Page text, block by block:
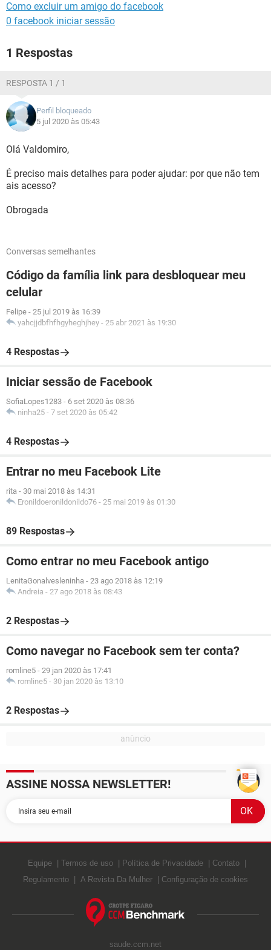
Como excluir um amigo do facebook
0 facebook iniciar sessão
1 Respostas
RESPOSTA 1 / 1
Perfil bloqueado
5 jul 2020 às 05:43
Olá Valdomiro,
É preciso mais detalhes para poder ajudar: por que não tem
ais acesso?
Obrogada
Conversas semelhantes
Código da família link para desbloquear meu
celular
Felipe - 25 jul 2019 às 16:39
yahcjjdbfhfhgyheghjhey - 25 abr 2021 às 19:30
4 Respostas
Iniciar sessão de Facebook
SofiaLopes1283 - 6 set 2020 às 08:36
ninha25 - 7 set 2020 às 05:42
4 Respostas
Entrar no meu Facebook Lite
rita - 30 mai 2018 às 14:31
Eronildoeronildonildo76 - 25 mai 2019 às 01:30
89 Respostas
Como entrar no meu Facebook antigo
LenitaGonalvesleninha - 23 ago 2018 às 12:19
Andreia - 27 ago 2018 às 08:43
2 Respostas
Como navegar no Facebook sem ter conta?
romline5 - 29 jan 2020 às 17:41
romline5 - 30 jan 2020 às 13:10
2 Respostas
ASSINE NOSSA NEWSLETTER!
Equipe Termos de uso Política de Privacidade
Contato
Regulamento
A Revista Da Mulher Configuração de cookies
saude.ccm.net